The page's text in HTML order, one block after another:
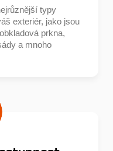
typy
exteriér, jako jsou
prkna,
a mnoho